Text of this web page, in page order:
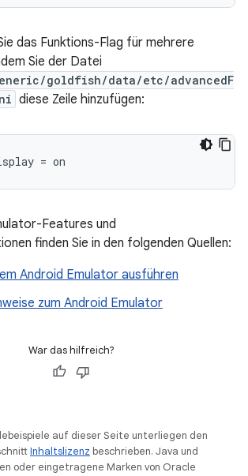
das Funktions-Flag für mehrere
Sie der Datei
goldfish/data/etc/advancedF
diese Zeile hinzufügen:
Features und
finden Sie in den folgenden Quellen:
Android Emulator ausführen
zum Android Emulator
War das hilfreich?
auf dieser Seite unterliegen den
Inhaltslizenz beschrieben. Java und
oder eingetragene Marken von Oracle